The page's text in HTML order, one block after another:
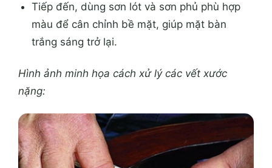
Tiếp đến, dùng sơn lót và sơn phủ phù hợp
màu để cân chỉnh bề mặt, giúp mặt bàn
trắng sáng trở lại.
Hình ảnh minh họa cách xử lý các vết xước
nặng: